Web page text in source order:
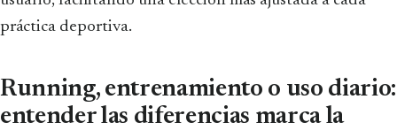
práctica deportiva.
Running, entrenamiento o uso diario:
entender las diferencias marca la